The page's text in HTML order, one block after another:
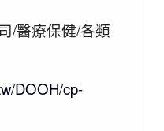
/醫療保健/各類
DOOH/cp-